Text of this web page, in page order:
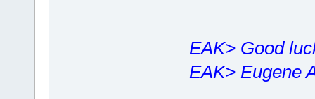
EAK> Good
EAK> Eugene